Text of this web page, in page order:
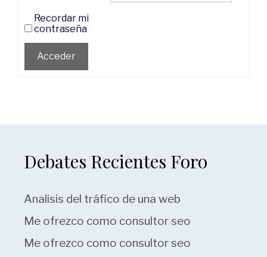
Recordar mi
contraseña
Acceder
Debates Recientes Foro
Analisis del tráfico de una web
Me ofrezco como consultor seo
Me ofrezco como consultor seo